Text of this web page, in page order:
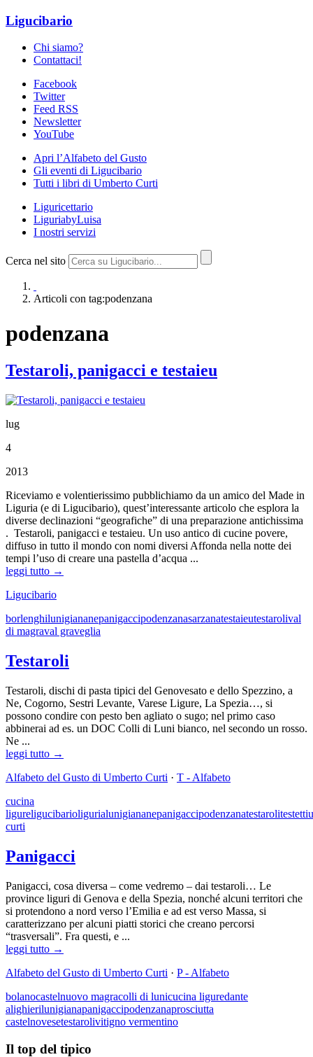
Ligucibario
Chi siamo?
Contattaci!
Facebook
Twitter
Feed RSS
Newsletter
YouTube
Apri l’Alfabeto del Gusto
Gli eventi di Ligucibario
Tutti i libri di Umberto Curti
Liguricettario
LiguriabyLuisa
I nostri servizi
Cerca nel sito
Articoli con tag:podenzana
podenzana
Testaroli, panigacci e testaieu
lug
4
2013
Riceviamo e volentierissimo pubblichiamo da un amico del Made in
Liguria (e di Ligucibario), quest’interessante articolo che esplora la
diverse declinazioni “geografiche” di una preparazione antichissima
. Testaroli, panigacci e testaieu. Un uso antico di cucine povere,
diffuso in tutto il mondo con nomi diversi Affonda nella notte dei
tempi l’uso di creare una pastella d’acqua ...
leggi tutto →
Ligucibario
borlenghilunigiananepanigaccipodenzanasarzanatestaieutestarolival
di magraval graveglia
Testaroli
Testaroli, dischi di pasta tipici del Genovesato e dello Spezzino, a
Ne, Cogorno, Sestri Levante, Varese Ligure, La Spezia…, si
possono condire con pesto ben agliato o sugo; nel primo caso
abbinerai ad es. un DOC Colli di Luni bianco, nel secondo un rosso.
Ne ...
leggi tutto →
Alfabeto del Gusto di Umberto Curti · T - Alfabeto
cucina
ligureligucibarioligurialunigiananepanigaccipodenzanatestarolitestetti
curti
Panigacci
Panigacci, cosa diversa – come vedremo – dai testaroli… Le
province liguri di Genova e della Spezia, nonché alcuni territori che
si protendono a nord verso l’Emilia e ad est verso Massa, si
caratterizzano per alcuni piatti storici che creano percorsi
“trasversali”. Fra questi, e ...
leggi tutto →
Alfabeto del Gusto di Umberto Curti · P - Alfabeto
bolanocastelnuovo magracolli di lunicucina liguredante
alighierilunigianapanigaccipodenzanaprosciutta
castelnovesetestarolivitigno vermentino
Il top del tipico